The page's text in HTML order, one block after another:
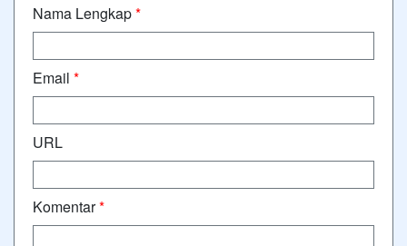
Nama Lengkap*
Email *
URL
Komentar*